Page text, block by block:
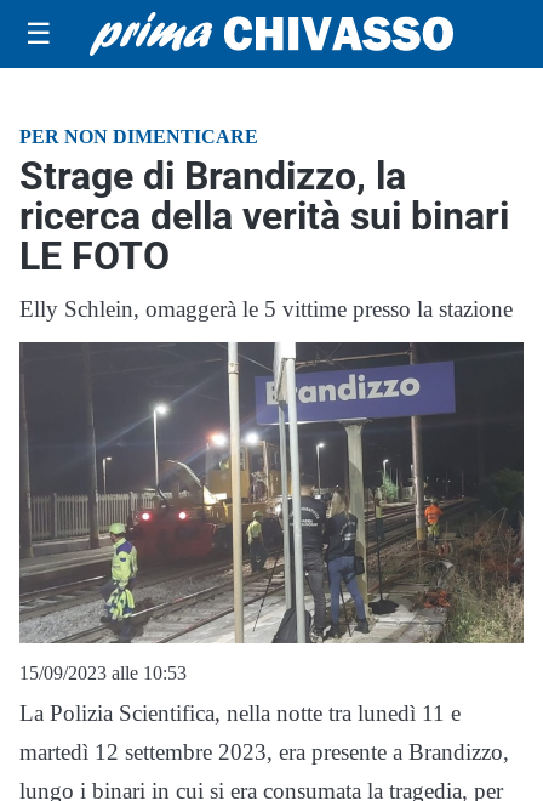
☰
PER NON DIMENTICARE
Strage di Brandizzo, la
ricerca della verità sui binari
LE FOTO
Elly Schlein, omaggerà le 5 vittime presso la stazione
15/09/2023 alle 10:53
La Polizia Scientifica, nella notte tra lunedì 11 e
martedì 12 settembre 2023, era presente a Brandizzo,
lungo i binari in cui si era consumata la tragedia, per